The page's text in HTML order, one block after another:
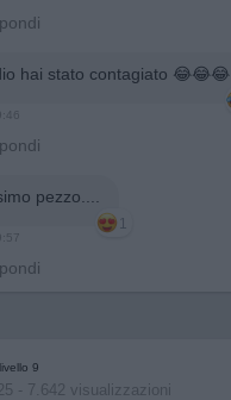
hai stato contagiato 😂😂😂
pezzo....
1
livello 9
- 7.642 visualizzazioni